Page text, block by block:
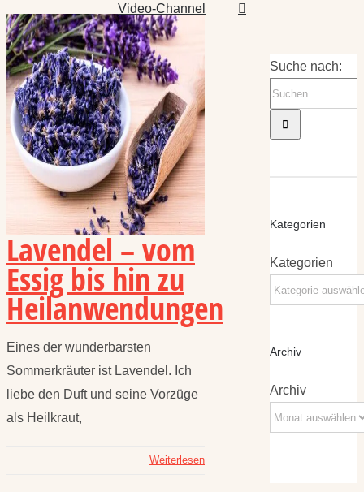
Video-Channel
Lavendel – vom
Essig bis hin zu
Heilanwendungen
Eines der wunderbarsten
Sommerkräuter ist Lavendel. Ich
liebe den Duft und seine Vorzüge
als Heilkraut,
Weiterlesen
Suche nach:
Kategorien
Kategorien
Archiv
Archiv